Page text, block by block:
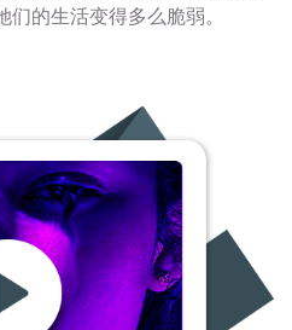
们的生活变得多么脆弱。